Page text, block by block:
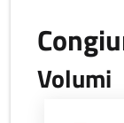
Volumi